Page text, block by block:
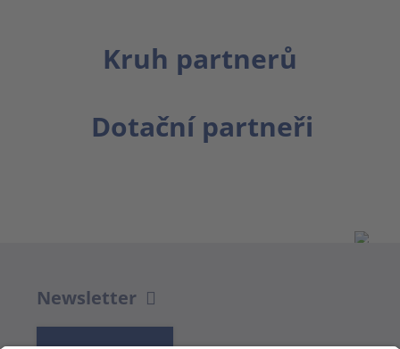
Kruh partnerů
Dotační partneři
Newsletter